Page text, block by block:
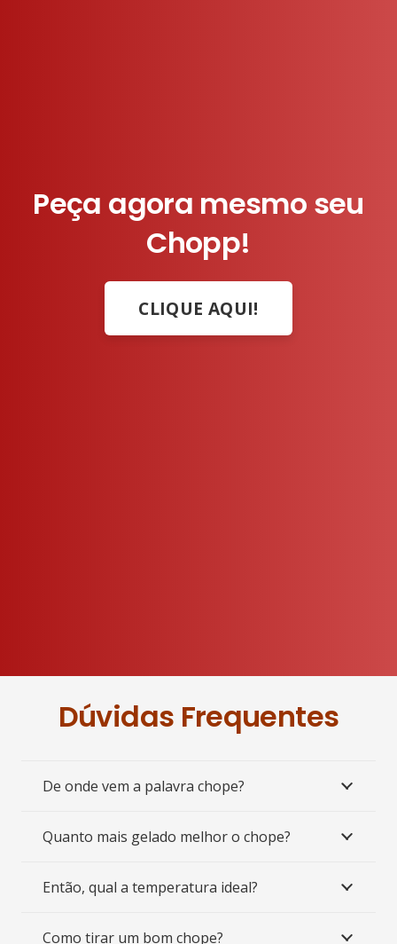
Peça agora mesmo seu
Chopp!
CLIQUE AQUI!
Dúvidas Frequentes
De onde vem a palavra chope?
Quanto mais gelado melhor o chope?
Então, qual a temperatura ideal?
Como tirar um bom chope?